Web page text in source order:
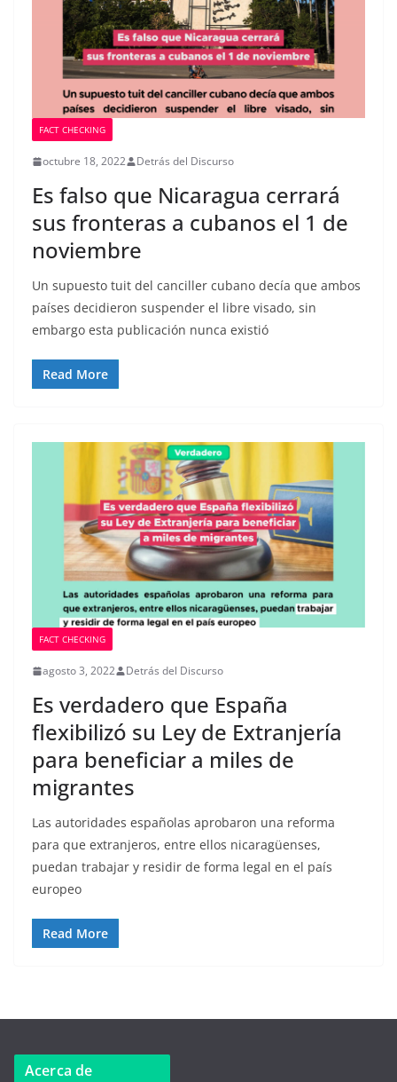
FACT CHECKING
octubre 18, 2022 Detrás del Discurso
Es falso que Nicaragua cerrará
sus fronteras a cubanos el 1 de
noviembre
Un supuesto tuit del canciller cubano decía que ambos
países decidieron suspender el libre visado, sin
embargo esta publicación nunca existió
Read More
FACT CHECKING
agosto 3, 2022 Detrás del Discurso
Es verdadero que España
flexibilizó su Ley de Extranjería
para beneficiar a miles de
migrantes
Las autoridades españolas aprobaron una reforma
para que extranjeros, entre ellos nicaragüenses,
puedan trabajar y residir de forma legal en el país
europeo
Read More
Acerca de